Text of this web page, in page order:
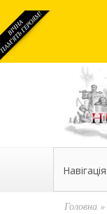
Навігація
Головна »